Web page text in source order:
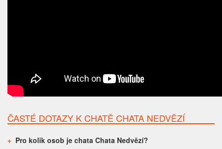
ČASTÉ DOTAZY K CHATĚ CHATA NEDVĚZÍ
Pro kolik osob je chata Chata Nedvězí?